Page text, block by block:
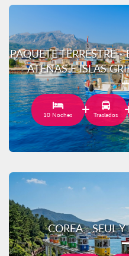
PAQUETE TERRESTRE
ATENAS E ISLAS
10 Noches Traslados
COREA - SEUL